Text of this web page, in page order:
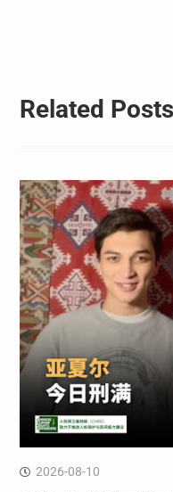
Related Posts
2026-08-10